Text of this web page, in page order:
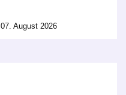
07. August 2026